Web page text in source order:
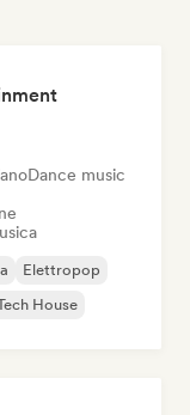
Dance music
Elettropop
House